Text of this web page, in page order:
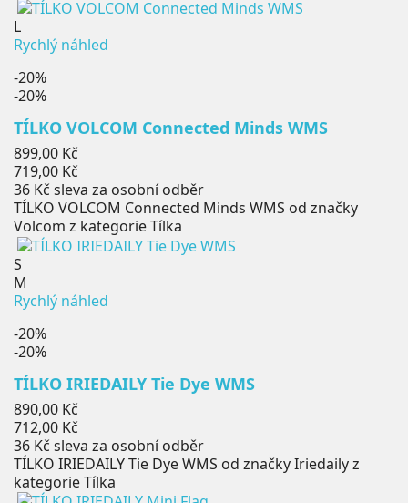
L
Rychlý náhled
-20%
-20%
TÍLKO VOLCOM Connected Minds WMS
Běžná
cena
899,00 Kč
Cena
719,00 Kč
36 Kč sleva za osobní odběr
TÍLKO VOLCOM Connected Minds WMS od značky
Volcom z kategorie Tílka
S
M
Rychlý náhled
-20%
-20%
TÍLKO IRIEDAILY Tie Dye WMS
Běžná
cena
890,00 Kč
Cena
712,00 Kč
36 Kč sleva za osobní odběr
TÍLKO IRIEDAILY Tie Dye WMS od značky Iriedaily z
kategorie Tílka